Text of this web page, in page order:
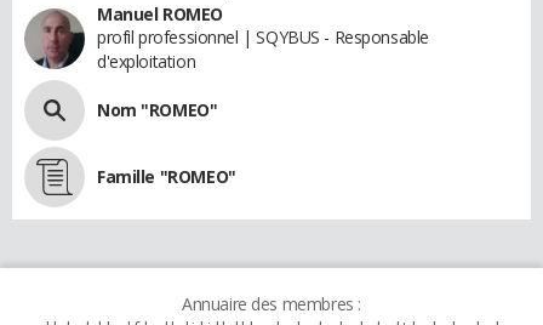
Manuel ROMEO
profil professionnel | SQYBUS - Responsable
d'exploitation
Nom "ROMEO"
Famille "ROMEO"
Annuaire des membres :